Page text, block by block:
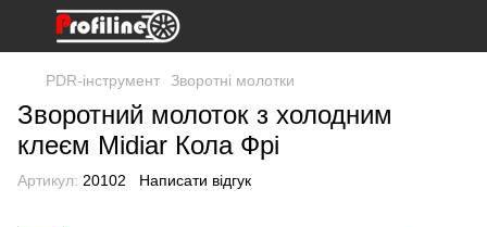
PDR-інструмент Зворотні молотки
Зворотний молоток з холодним
клеєм Midiar Кола Фрі
Артикул: 20102 Написати відгук